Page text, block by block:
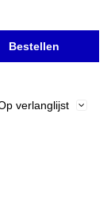
Bestellen
verlanglijst